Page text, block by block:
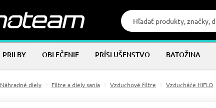
PRILBY OBLEČENIE PRÍSLUŠENSTVO BATOŽINA
Náhradné diely Filtre a diely sania Vzduchové filtre Vzducháče HIFLO